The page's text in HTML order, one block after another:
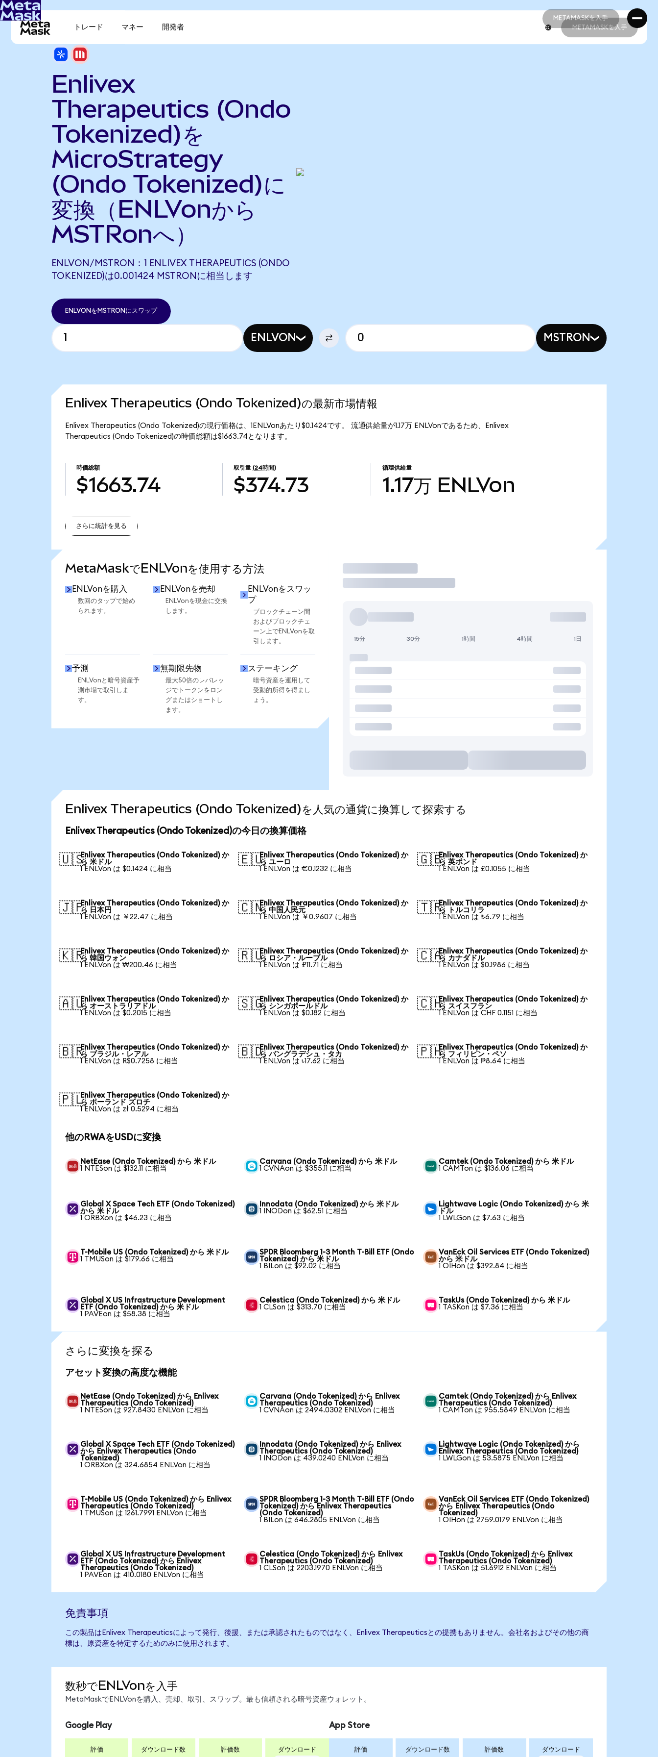
METAMASKを入手
METAMASKを入手
トレード マネー 開発者 METAMASKを入手
Enlivex
Therapeutics (Ondo
Tokenized)を
MicroStrategy
(Ondo Tokenized)に
変換（ENLVonから
MSTRonへ）
ENLVON/MSTRON：1 ENLIVEX THERAPEUTICS (ONDO
TOKENIZED)は0.001424 MSTRONに相当します
ENLVONをMSTRONにスワップ
ENLVON MSTRON
Enlivex Therapeutics (Ondo Tokenized)の最新市場情報
Enlivex Therapeutics (Ondo Tokenized)の現行価格は、1ENLVonあたり$0.1424です。 流通供給量が1.17万 ENLVonであるため、Enlivex
Therapeutics (Ondo Tokenized)の時価総額は$1663.74となります。
時価総額
$1663.74
取引量 (24時間)
$374.73
循環供給量
1.17万 ENLVon
さらに統計を見る
MetaMaskでENLVonを使用する方法
ENLVonを購入
数回のタップで始め
られます。
ENLVonを売却
ENLVonを現金に交換
します。
ENLVonをスワッ
プ
ブロックチェーン間
およびブロックチェ
ーン上でENLVonを取
引します。
予測
ENLVonと暗号資産予
測市場で取引しま
す。
無期限先物
最大50倍のレバレッ
ジでトークンをロン
グまたはショートし
ます。
ステーキング
暗号資産を運用して
受動的所得を得まし
ょう。
取引
15分 30分 1時間 4時間 1日
Enlivex Therapeutics (Ondo Tokenized)を人気の通貨に換算して探索する
Enlivex Therapeutics (Ondo Tokenized)の今日の換算価格
🇺🇸Enlivex Therapeutics (Ondo Tokenized) か
ら 米ドル
1 ENLVon は $0.1424 に相当
🇪🇺Enlivex Therapeutics (Ondo Tokenized) か
ら ユーロ
1 ENLVon は €0.1232 に相当
🇬🇧Enlivex Therapeutics (Ondo Tokenized) か
ら 英ポンド
1 ENLVon は £0.1055 に相当
🇯🇵Enlivex Therapeutics (Ondo Tokenized) か
ら 日本円
1 ENLVon は ￥22.47 に相当
🇨🇳Enlivex Therapeutics (Ondo Tokenized) か
ら 中国人民元
1 ENLVon は ￥0.9607 に相当
🇹🇷Enlivex Therapeutics (Ondo Tokenized) か
ら トルコリラ
1 ENLVon は ₺6.79 に相当
🇰🇷Enlivex Therapeutics (Ondo Tokenized) か
ら 韓国ウォン
1 ENLVon は ₩200.46 に相当
🇷🇺Enlivex Therapeutics (Ondo Tokenized) か
ら ロシア・ルーブル
1 ENLVon は ₽11.71 に相当
🇨🇦Enlivex Therapeutics (Ondo Tokenized) か
ら カナダドル
1 ENLVon は $0.1986 に相当
🇦🇺Enlivex Therapeutics (Ondo Tokenized) か
ら オーストラリアドル
1 ENLVon は $0.2015 に相当
🇸🇬Enlivex Therapeutics (Ondo Tokenized) か
ら シンガポールドル
1 ENLVon は $0.182 に相当
🇨🇭Enlivex Therapeutics (Ondo Tokenized) か
ら スイスフラン
1 ENLVon は CHF 0.1151 に相当
🇧🇷Enlivex Therapeutics (Ondo Tokenized) か
ら ブラジル・レアル
1 ENLVon は R$0.7258 に相当
🇧🇩Enlivex Therapeutics (Ondo Tokenized) か
ら バングラデシュ・タカ
1 ENLVon は ৳17.62 に相当
🇵🇭Enlivex Therapeutics (Ondo Tokenized) か
ら フィリピン・ペソ
1 ENLVon は ₱8.64 に相当
🇵🇱Enlivex Therapeutics (Ondo Tokenized) か
ら ポーランド ズロチ
1 ENLVon は zł 0.5294 に相当
他のRWAをUSDに変換
NetEase (Ondo Tokenized) から 米ドル
1 NTESon は $132.11 に相当
Carvana (Ondo Tokenized) から 米ドル
1 CVNAon は $355.11 に相当
Camtek (Ondo Tokenized) から 米ドル
1 CAMTon は $136.06 に相当
Global X Space Tech ETF (Ondo Tokenized)
から 米ドル
1 ORBXon は $46.23 に相当
Innodata (Ondo Tokenized) から 米ドル
1 INODon は $62.51 に相当
Lightwave Logic (Ondo Tokenized) から 米
ドル
1 LWLGon は $7.63 に相当
T-Mobile US (Ondo Tokenized) から 米ドル
1 TMUSon は $179.66 に相当
SPDR Bloomberg 1-3 Month T-Bill ETF (Ondo
Tokenized) から 米ドル
1 BILon は $92.02 に相当
VanEck Oil Services ETF (Ondo Tokenized)
から 米ドル
1 OIHon は $392.84 に相当
Global X US Infrastructure Development
ETF (Ondo Tokenized) から 米ドル
1 PAVEon は $58.38 に相当
Celestica (Ondo Tokenized) から 米ドル
1 CLSon は $313.70 に相当
TaskUs (Ondo Tokenized) から 米ドル
1 TASKon は $7.36 に相当
さらに変換を探る
アセット変換の高度な機能
NetEase (Ondo Tokenized) から Enlivex
Therapeutics (Ondo Tokenized)
1 NTESon は 927.8430 ENLVon に相当
Carvana (Ondo Tokenized) から Enlivex
Therapeutics (Ondo Tokenized)
1 CVNAon は 2494.0302 ENLVon に相当
Camtek (Ondo Tokenized) から Enlivex
Therapeutics (Ondo Tokenized)
1 CAMTon は 955.5849 ENLVon に相当
Global X Space Tech ETF (Ondo Tokenized)
から Enlivex Therapeutics (Ondo
Tokenized)
1 ORBXon は 324.6854 ENLVon に相当
Innodata (Ondo Tokenized) から Enlivex
Therapeutics (Ondo Tokenized)
1 INODon は 439.0240 ENLVon に相当
Lightwave Logic (Ondo Tokenized) から
Enlivex Therapeutics (Ondo Tokenized)
1 LWLGon は 53.5875 ENLVon に相当
T-Mobile US (Ondo Tokenized) から Enlivex
Therapeutics (Ondo Tokenized)
1 TMUSon は 1261.7991 ENLVon に相当
SPDR Bloomberg 1-3 Month T-Bill ETF (Ondo
Tokenized) から Enlivex Therapeutics
(Ondo Tokenized)
1 BILon は 646.2805 ENLVon に相当
VanEck Oil Services ETF (Ondo Tokenized)
から Enlivex Therapeutics (Ondo
Tokenized)
1 OIHon は 2759.0179 ENLVon に相当
Global X US Infrastructure Development
ETF (Ondo Tokenized) から Enlivex
Therapeutics (Ondo Tokenized)
1 PAVEon は 410.0180 ENLVon に相当
Celestica (Ondo Tokenized) から Enlivex
Therapeutics (Ondo Tokenized)
1 CLSon は 2203.1970 ENLVon に相当
TaskUs (Ondo Tokenized) から Enlivex
Therapeutics (Ondo Tokenized)
1 TASKon は 51.6912 ENLVon に相当
免責事項
この製品はEnlivex Therapeuticsによって発行、後援、または承認されたものではなく、Enlivex Therapeuticsとの提携もありません。会社名およびその他の商
標は、原資産を特定するためのみに使用されます。
数秒でENLVonを入手
MetaMaskでENLVonを購入、売却、取引、スワップ。最も信頼される暗号資産ウォレット。
Google Play
評価 ダウンロード数 評価数 ダウンロード
App Store
評価 ダウンロード数 評価数 ダウンロード